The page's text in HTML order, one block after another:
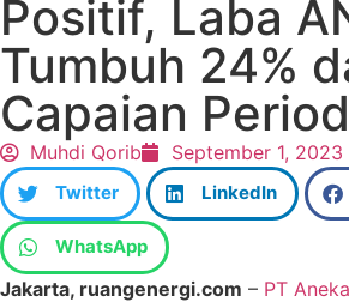
Positif, Laba
Tumbuh 24%
Capaian
Muhdi Qorib September 1, 2023
Twitter LinkedIn
WhatsApp
Jakarta, ruangenergi.com – PT